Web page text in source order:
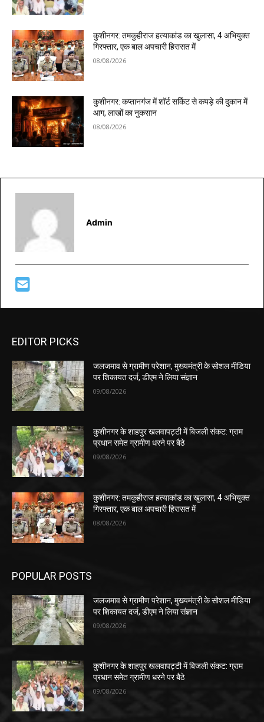
कुशीनगर: तमकुहीराज हत्याकांड का खुलासा, 4 अभियुक्त
गिरफ्तार, एक बाल अपचारी हिरासत में
08/08/2026
कुशीनगर: कप्तानगंज में शॉर्ट सर्किट से कपड़े की दुकान में
आग, लाखों का नुकसान
08/08/2026
Admin
EDITOR PICKS
जलजमाव से ग्रामीण परेशान, मुख्यमंत्री के सोशल मीडिया
पर शिकायत दर्ज, डीएम ने लिया संज्ञान
09/08/2026
कुशीनगर के शाहपुर खलवापट्टी में बिजली संकट: ग्राम
प्रधान समेत ग्रामीण धरने पर बैठे
09/08/2026
कुशीनगर: तमकुहीराज हत्याकांड का खुलासा, 4 अभियुक्त
गिरफ्तार, एक बाल अपचारी हिरासत में
08/08/2026
POPULAR POSTS
जलजमाव से ग्रामीण परेशान, मुख्यमंत्री के सोशल मीडिया
पर शिकायत दर्ज, डीएम ने लिया संज्ञान
09/08/2026
कुशीनगर के शाहपुर खलवापट्टी में बिजली संकट: ग्राम
प्रधान समेत ग्रामीण धरने पर बैठे
09/08/2026